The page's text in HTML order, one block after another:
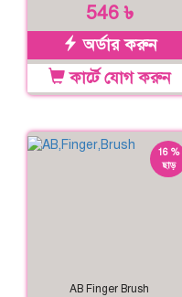
546 ৳
অর্ডার করুন
কার্টে যোগ করুন
16 %
ছাড়
AB Finger Brush